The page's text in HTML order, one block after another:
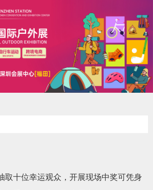
取十位幸运观众，开展现场中奖可凭身